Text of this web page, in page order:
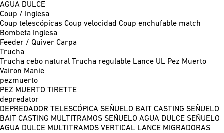
AGUA DULCE
Coup / Inglesa
Coup telescópicas Coup velocidad Coup enchufable match
Bombeta
Inglesa
Feeder / Quiver Carpa
Trucha
Trucha cebo natural Trucha regulable Lance UL Pez Muerto
Vairon Manie
pezmuerto
PEZ MUERTO TIRETTE
depredator
DEPREDADOR TELESCÓPICA SEÑUELO BAIT CASTING SEÑUELO
BAIT CASTING MULTITRAMOS SEÑUELO AGUA DULCE SEÑUELO
AGUA DULCE MULTITRAMOS VERTICAL LANCE MIGRADORAS